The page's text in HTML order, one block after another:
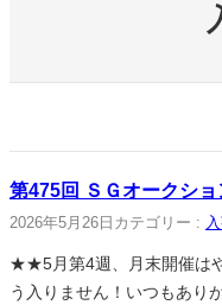
第475回 ＳＧオークシ
2026年5月26日 カテゴリー :
★★5月第4週、月末開催は
う入りません！いつもあ